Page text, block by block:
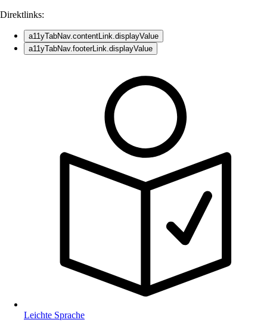
Direktlinks:
a11yTabNav.contentLink.displayValue
a11yTabNav.footerLink.displayValue
Leichte Sprache